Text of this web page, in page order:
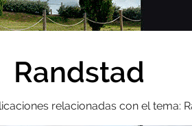
Randstad
relacionadas con el tema: